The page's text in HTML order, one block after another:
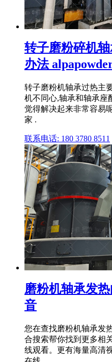
转子磨粉碎机
办法
转子磨粉机轴承过热主
机不同心,轴承和轴承座
觉得解决起来非常容易
家 .
联系电话: 180 3780 8511
磨粉机轴承发
音
您在查找磨粉机轴承发
合搜索帮你找到更多相
线观看。更有海量高清